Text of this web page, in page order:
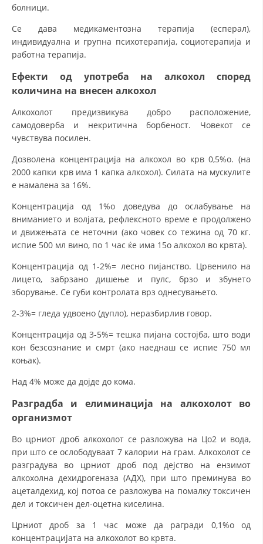
болници.
Се дава медикаментозна терапија (есперал),
индивидуална и групна психотерапија, социотерапија и
работна терапија.
Ефекти од употреба на алкохол според
количина на внесен алкохол
Алкохолот предизвикува добро расположение,
самодоверба и некритична борбеност. Човекот се
чувствува посилен.
Дозволена концентрација на алкохол во крв 0,5%о. (на
2000 капки крв има 1 капка алкохол). Силата на мускулите
е намалена за 16%.
Концентрација од 1%о доведува до ослабување на
вниманието и волјата, рефлексното време е продолжено
и движењата се неточни (ако човек со тежина од 70 кг.
испие 500 мл вино, по 1 час ќе има 15о алкохол во крвта).
Концентрација од 1-2%= лесно пијанство. Црвенило на
лицето, забрзано дишење и пулс, брзо и збунето
зборување. Се губи контролата врз однесувањето.
2-3%= гледа удвоено (дупло), неразбирлив говор.
Концентрација од 3-5%= тешка пијана состојба, што води
кон безсознание и смрт (ако наеднаш се испие 750 мл
коњак).
Над 4% може да дојде до кома.
Разградба и елиминација на алкохолот во
организмот
Во црниот дроб алкохолот се разложува на Цо2 и вода,
при што се ослободуваат 7 калории на грам. Алкохолот се
разградува во црниот дроб под дејство на ензимот
алкохолна дехидрогеназа (АДХ), при што преминува во
ацеталдехид, кој потоа се разложува на помалку токсичен
дел и токсичен дел-оцетна киселина.
Црниот дроб за 1 час може да рагради 0,1%о од
концентрацијата на алкохолот во крвта.